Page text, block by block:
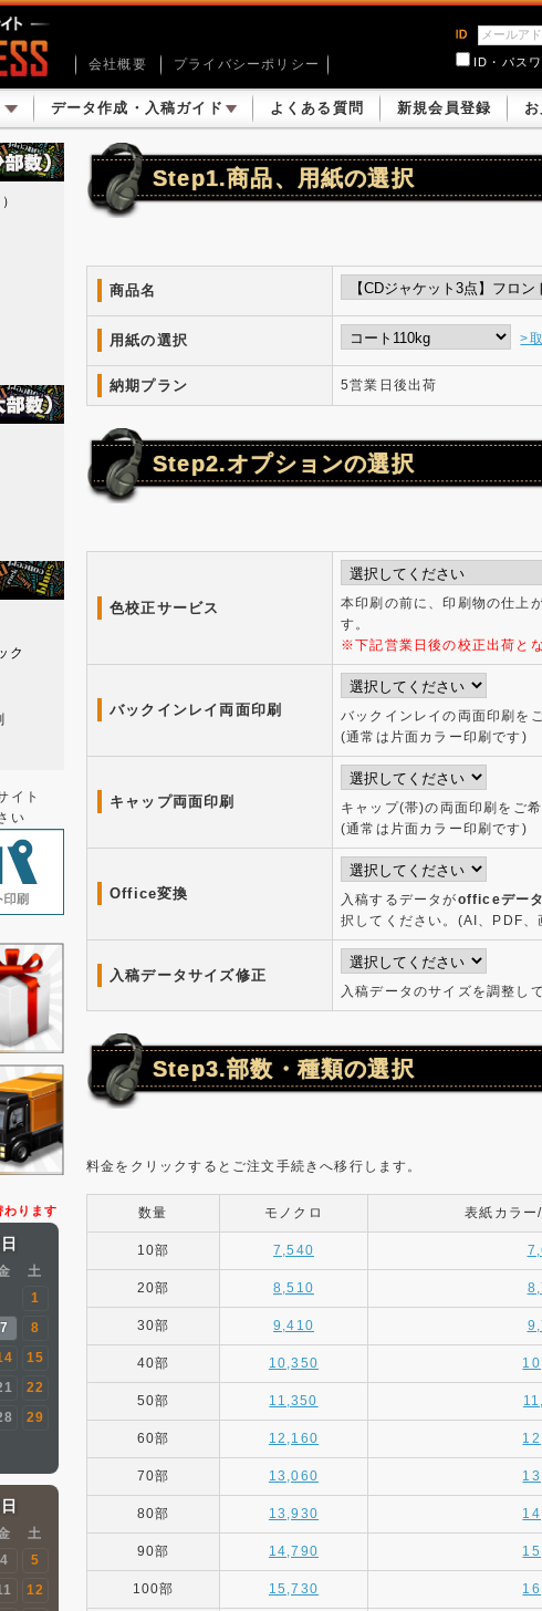
会社概要 プライバシーポリシー ID・パス
データ作成・入稿ガイド よくある質問 新規会員登録
ク
イト
い
ります
土
1
7
8
15
22
29
土
4
5
12
Step1.商品、用紙の選択
商品名
用紙の選択 >
納期プラン 5営業日後出荷
Step2.オプションの選択
色校正サービス
本印刷の前に、印刷物の仕上
す。
※下記営業日後の校正出荷とな
バックインレイ両面印刷
バックインレイの両面印刷を
(通常は片面カラー印刷です)
キャップ両面印刷
キャップ(帯)の両面印刷をご
(通常は片面カラー印刷です)
Office変換 入稿するデータがofficeデー
択してください。(AI、PDF
入稿データサイズ修正
入稿データのサイズを調整し
Step3.部数・種類の選択
料金をクリックするとご注文手続きへ移行します。
数量 モノクロ 表紙カラー
10部 7,540
20部 8,510
30部 9,410
40部 10,350
50部 11,350
60部 12,160
70部 13,060
80部 13,930
90部 14,790
100部 15,730